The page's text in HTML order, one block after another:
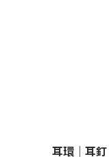
耳環｜耳釘